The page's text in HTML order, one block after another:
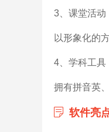
3、课堂活动
以形象化的
4、学科工具
拥有拼音英
软件亮